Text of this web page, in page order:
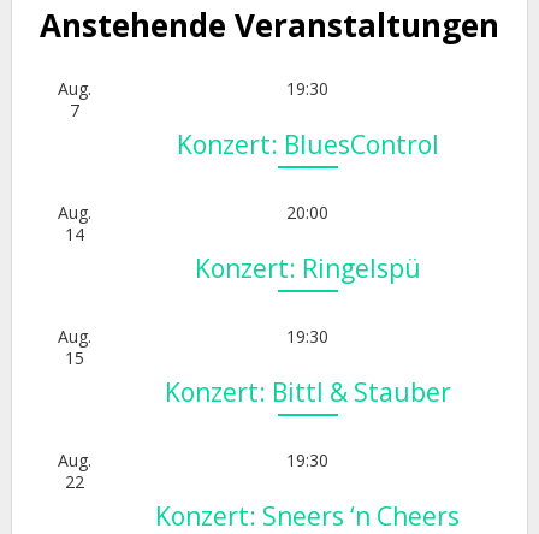
Anstehende Veranstaltungen
Aug.
7
19:30
Konzert: BluesControl
Aug.
14
20:00
Konzert: Ringelspü
Aug.
15
19:30
Konzert: Bittl & Stauber
Aug.
22
19:30
Konzert: Sneers ‘n Cheers